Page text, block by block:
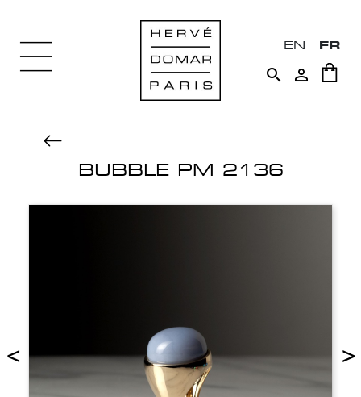
EN FR
 
BUBBLE PM 2136
< >